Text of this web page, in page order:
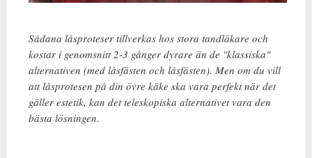
Sådana låsproteser tillverkas hos stora tandläkare och
kostar i genomsnitt 2-3 gånger dyrare än de "klassiska"
alternativen (med låsfästen och låsfästen). Men om du vill
att låsprotesen på din övre käke ska vara perfekt när det
gäller estetik, kan det teleskopiska alternativet vara den
bästa lösningen.